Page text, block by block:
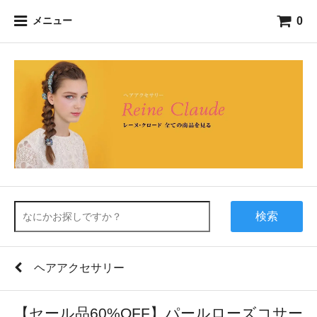
メニュー 0
検索
ヘアアクセサリー
【セール品60%OFF】パールローズコサー